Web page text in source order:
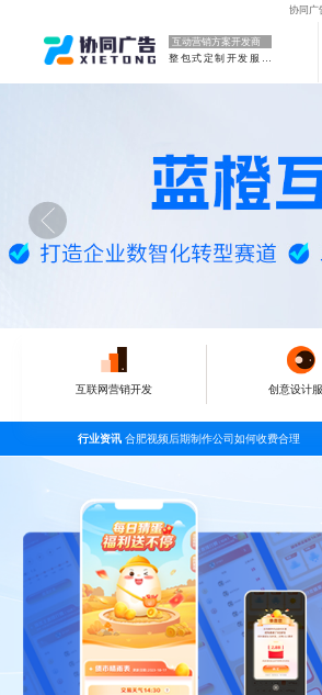
协同广
互动营销方案开发商
整包式定制开发服务
互联网营销开发 创意设计
行业资讯 合肥视频后期制作公司如何收费合理